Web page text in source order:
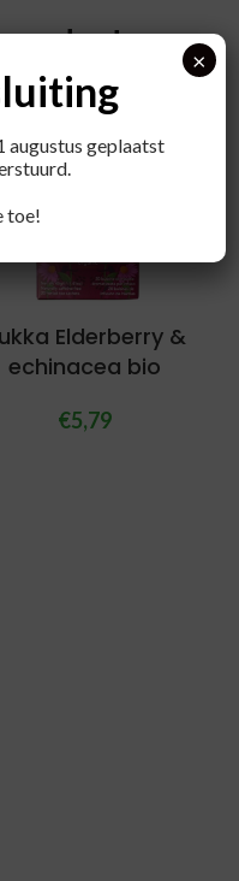
producten
Elderberry &
echinacea bio
€5,79
augustus geplaatst
toe!
×